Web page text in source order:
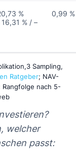
%
16,31 % / –
0,99
Sampling,
Ratgeber; NAV-
nach 5-
welcher
passt: